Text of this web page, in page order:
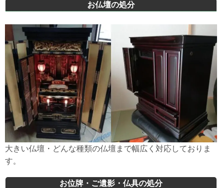
お仏壇の処分
大きい仏壇・どんな種類の仏壇まで幅広く対応しておりま
す。
お位牌 ・ ご遺影 ・仏具の処分